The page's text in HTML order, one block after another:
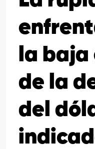
la baja
de la
del